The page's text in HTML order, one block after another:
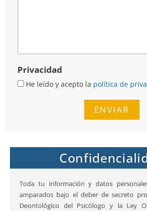
Privacidad
He leído y acepto la política de
ENVIAR
Toda tu información y datos
amparados bajo el deber de secreto
Deontológico del Psicólogo y la Ley